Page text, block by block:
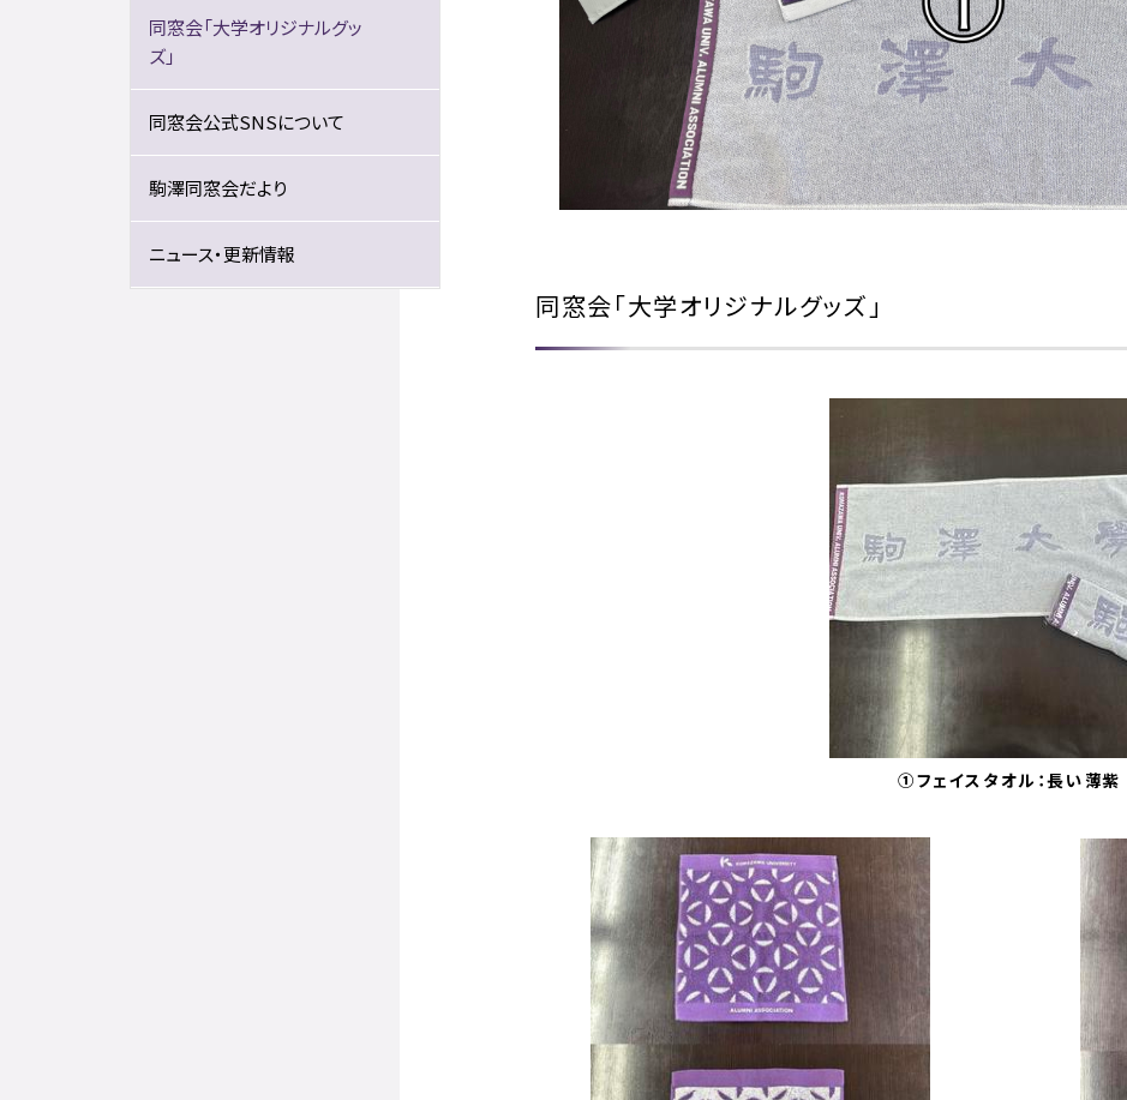
同窓会「大学オリジナルグッズ」
①フェイスタオル：長い薄紫
同窓会「大学オリジナルグッ
ズ」
同窓会公式SNSについて
駒澤同窓会だより
ニュース・更新情報